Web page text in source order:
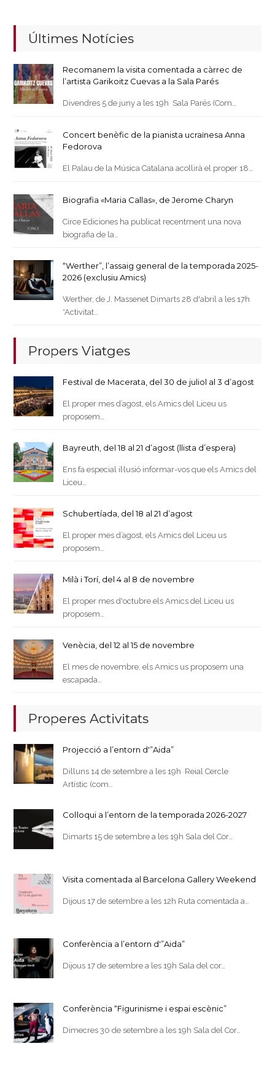
Últimes Notícies
Recomanem la visita comentada a càrrec de
l’artista Garikoitz Cuevas a la Sala Parés
Divendres 5 de juny a les 19h Sala Parés (Com…
Concert benèfic de la pianista ucraïnesa Anna
Fedorova
El Palau de la Música Catalana acollirà el proper 18…
Biografia «Maria Callas», de Jerome Charyn
Circe Ediciones ha publicat recentment una nova
biografia de la…
“Werther”, l’assaig general de la temporada 2025-
2026 (exclusiu Amics)
Werther, de J. Massenet Dimarts 28 d'abril a les 17h
*Activitat…
Propers Viatges
Festival de Macerata, del 30 de juliol al 3 d’agost
El proper mes d’agost, els Amics del Liceu us
proposem…
Bayreuth, del 18 al 21 d’agost (llista d’espera)
Ens fa especial il·lusió informar-vos que els Amics del
Liceu…
Schubertíada, del 18 al 21 d’agost
El proper mes d’agost, els Amics del Liceu us
proposem…
Milà i Torí, del 4 al 8 de novembre
El proper mes d'octubre els Amics del Liceu us
proposem…
Venècia, del 12 al 15 de novembre
El mes de novembre, els Amics us proposem una
escapada…
Properes Activitats
Projecció a l’entorn d'”Aida”
Dilluns 14 de setembre a les 19h Reial Cercle
Artístic (com…
Col·loqui a l’entorn de la temporada 2026-2027
Dimarts 15 de setembre a les 19h Sala del Cor…
Visita comentada al Barcelona Gallery Weekend
Dijous 17 de setembre a les 12h Ruta comentada a…
Conferència a l’entorn d'”Aida”
Dijous 17 de setembre a les 19h Sala del cor…
Conferència “Figurinisme i espai escènic”
Dimecres 30 de setembre a les 19h Sala del Cor…